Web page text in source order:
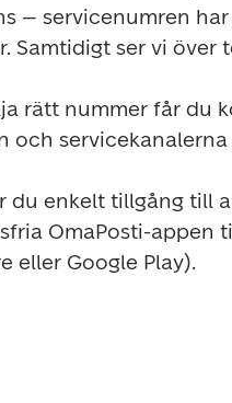
– servicenumren
Samtidigt ser vi över
rätt nummer får du
och
du enkelt tillgång till
OmaPosti-
eller Google Play).